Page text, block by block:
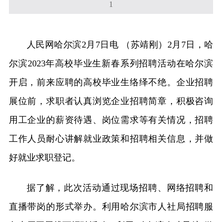
1
人民网哈尔滨2月7日电 （苏靖刚）2月7日，哈
尔滨2023年高校毕业生新春系列招聘活动在哈尔滨
开启，前来应聘的高校毕业生络绎不绝。企业招聘
展位前，求职者认真浏览企业招聘简章，积极咨询
用工企业的薪资待遇、岗位需求等有关情况，招聘
工作人员耐心讲解就业政策和招聘相关信息，并做
好就业求职登记。
据了解，此次活动通过现场招聘、网络招聘和
直播带岗的形式举办。利用哈尔滨市人社局招聘服